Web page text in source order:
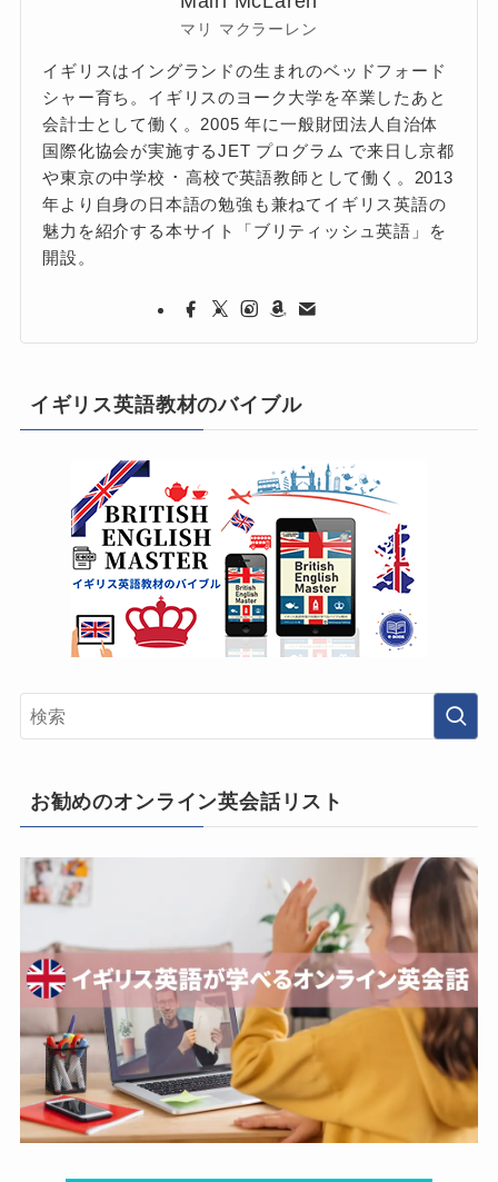
マリ マクラーレン
イギリスはイングランドの生まれのベッドフォード
シャー育ち。イギリスのヨーク大学を卒業したあと
会計士として働く。2005 年に一般財団法人自治体
国際化協会が実施するJET プログラム で来日し京都
や東京の中学校 ･ 高校で英語教師として働く。2013
年より自身の日本語の勉強も兼ねてイギリス英語の
魅力を紹介する本サイト「ブリティッシュ英語」を
開設。
イギリス英語教材のバイブル
お勧めのオンライン英会話リスト